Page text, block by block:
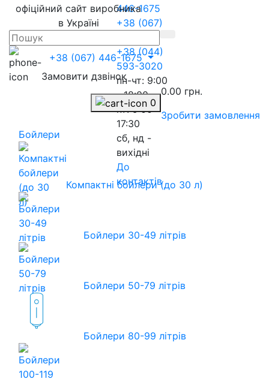
446-1675
+38 (067)
+38 (044)
593-3020
пн-чт: 9:00
- 18:00
пт: 9:00 -
17:30
сб, нд -
вихідні
До
контактів
офіційний сайт виробника
в Україні
+38 (067) 446-1675
Замовити дзвінок
0
0.00 грн.
Зробити замовлення
Бойлери
Компактні бойлери (до 30 л)
Бойлери 30-49 літрів
Бойлери 50-79 літрів
Бойлери 80-99 літрів